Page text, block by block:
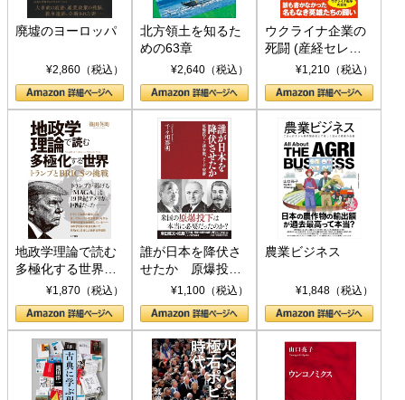
廃墟のヨーロッパ
¥2,860（税込）
北方領土を知るた
めの63章
¥2,640（税込）
ウクライナ企業の
死闘 (産経セレク
ト S 039)¥1,210（税込）
地政学理論で読む
多極化する世界：
トランプとBRICS
の挑戦
¥1,870（税込）
誰が日本を降伏さ
せたか 原爆投
下、ソ連参戦、そ
して聖断 (PHP新
書)
¥1,100（税込）
農業ビジネス
¥1,848（税込）